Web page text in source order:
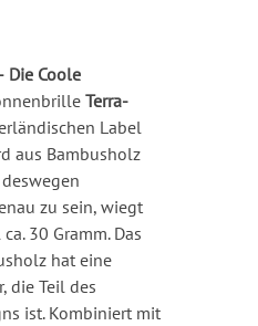
Die Coole
Terra-
Label
aus Bambusholz
zu sein, wiegt
30 Gramm. Das
hat eine
die Teil des
ist. Kombiniert mit